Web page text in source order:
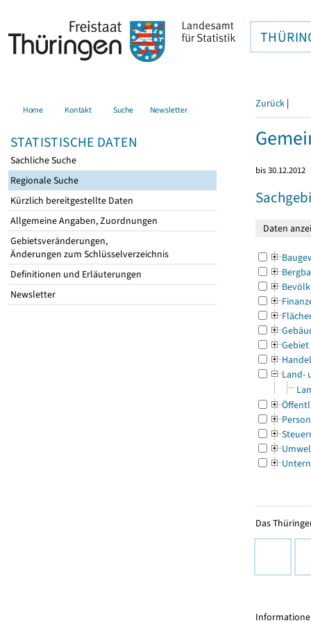
Home Kontakt Suche Newsletter
STATISTISCHE DATEN
Sachliche Suche
Regionale Suche
Kürzlich bereitgestellte Daten
Allgemeine Angaben, Zuordnungen
Gebietsveränderungen,
Änderungen zum Schlüsselverzeichnis
Definitionen und Erläuterungen
Newsletter
Zurück |
bis 30.12.2012
Gebiet
Land-
Das